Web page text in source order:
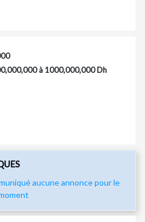
à 1000,000,000 Dh
aucune annonce pour le